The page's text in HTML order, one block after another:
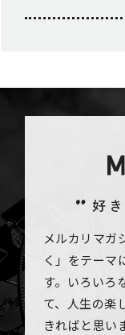
メルカリマガ
く」をテーマ
す。いろいろ
て、人生の楽
きればと思い